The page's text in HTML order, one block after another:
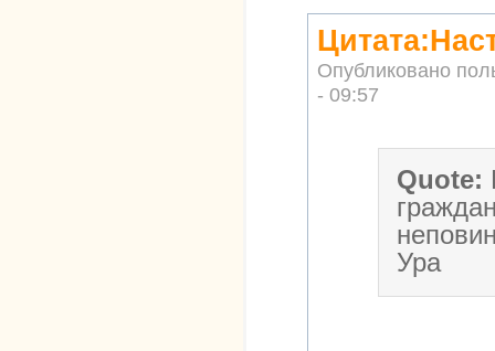
Опубликовано
- 09:57
Quote:
Ура